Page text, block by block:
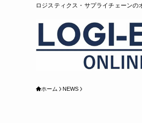
ロジスティクス・サプライチェーンの
ホーム NEWS